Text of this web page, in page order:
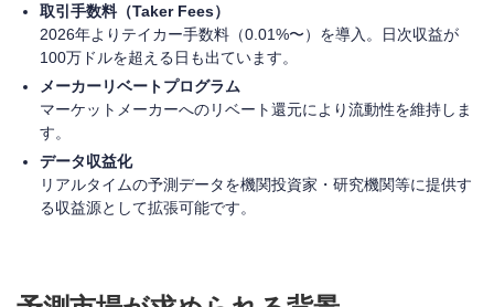
取引手数料（Taker Fees）
2026年よりテイカー手数料（0.01%〜）を導入。日次収益が
100万ドルを超える日も出ています。
メーカーリベートプログラム
マーケットメーカーへのリベート還元により流動性を維持しま
す。
データ収益化
リアルタイムの予測データを機関投資家・研究機関等に提供す
る収益源として拡張可能です。